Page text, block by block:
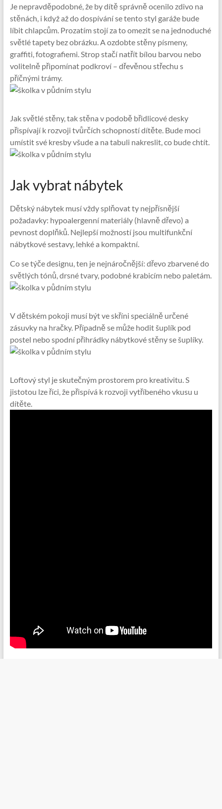
Je nepravděpodobné, že by dítě správně ocenilo zdivo na
stěnách, i když až do dospívání se tento styl garáže bude
líbit chlapcům. Prozatím stojí za to omezit se na jednoduché
světlé tapety bez obrázku. A ozdobte stěny písmeny,
graffiti, fotografiemi. Strop stačí natřít bílou barvou nebo
volitelně připomínat podkroví – dřevěnou střechu s
příčnými trámy.
Jak světlé stěny, tak stěna v podobě břidlicové desky
přispívají k rozvoji tvůrčích schopností dítěte. Bude moci
umístit své kresby všude a na tabuli nakreslit, co bude chtít.
Jak vybrat nábytek
Dětský nábytek musí vždy splňovat ty nejpřísnější
požadavky: hypoalergenní materiály (hlavně dřevo) a
pevnost doplňků. Nejlepší možností jsou multifunkční
nábytkové sestavy, lehké a kompaktní.
Co se týče designu, ten je nejnáročnější: dřevo zbarvené do
světlých tónů, drsné tvary, podobné krabicím nebo paletám.
V dětském pokoji musí být ve skříni speciálně určené
zásuvky na hračky. Případně se může hodit šuplík pod
postel nebo spodní přihrádky nábytkové stěny se šuplíky.
Loftový styl je skutečným prostorem pro kreativitu. S
jistotou lze říci, že přispívá k rozvoji vytříbeného vkusu u
dítěte.